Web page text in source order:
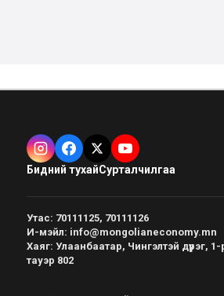
Бидний тухайСурталчилгаа
Утас: 70111125, 70111126
И-мэйл: info@mongolianeconomy.mn
Хаяг: Улаанбаатар, Чингэлтэй дүүрэг,
тауэр 802